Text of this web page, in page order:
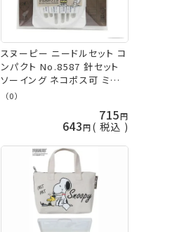
スヌーピー ニードルセット コ
ンパクト No.8587 針セット
ソーイング ネコポス可 ミサ
サ 手芸の山久
（0）
715
643 税込